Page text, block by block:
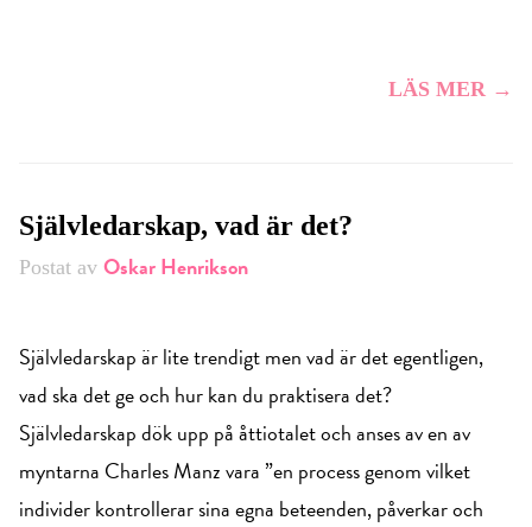
LÄS MER →
Självledarskap, vad är det?
Postat av Oskar Henrikson
Självledarskap är lite trendigt men vad är det egentligen,
vad ska det ge och hur kan du praktisera det?
Självledarskap dök upp på åttiotalet och anses av en av
myntarna Charles Manz vara ”en process genom vilket
individer kontrollerar sina egna beteenden, påverkar och